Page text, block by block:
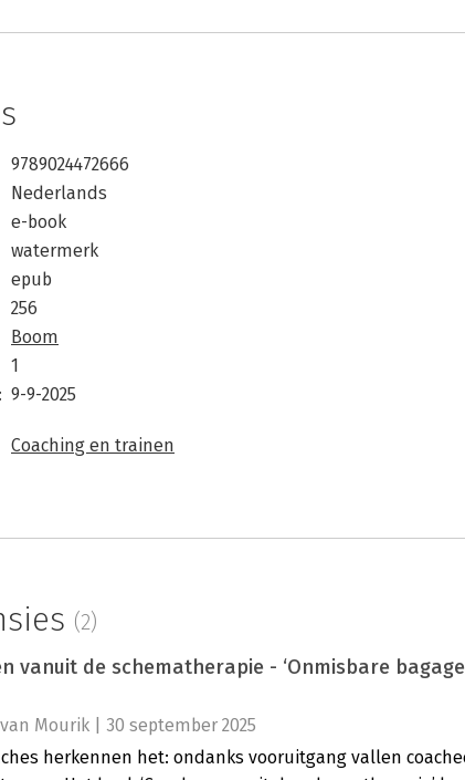
9789024472666
Nederlands
e-book
watermerk
epub
256
Boom
1
9-9-2025
Coaching en trainen
(2)
vanuit de schematherapie - ‘Onmisbare
Mourik | 30 september 2025
herkennen het: ondanks vooruitgang vallen